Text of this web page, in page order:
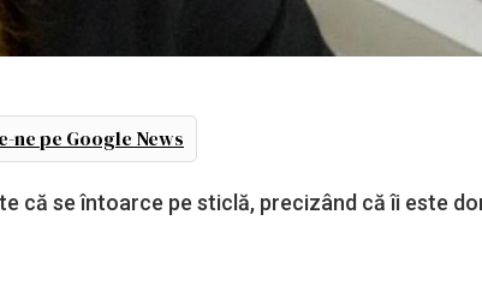
ne pe Google News
că se întoarce pe sticlă, precizând că îi este